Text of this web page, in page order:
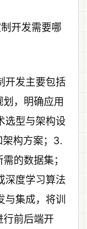
开发需要哪
开发主要包括
，明确应用
选型与架构设
架构方案；3.
的数据集；
深度学习算法
集成，将训
行前后端开